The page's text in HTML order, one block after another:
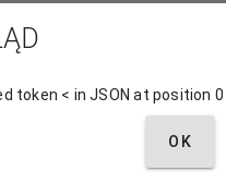
token < in JSON at position 0
OK